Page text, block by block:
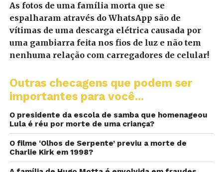
As fotos de uma família morta que se
espalharam através do WhatsApp são de
vítimas de uma descarga elétrica causada por
uma gambiarra feita nos fios de luz e não tem
nenhuma relação com carregadores de celular!
Outras checagens que podem ser
importantes para você...
O presidente da escola de samba que homenageou
Lula é réu por morte de uma criança?
O filme ‘Olhos de Serpente’ previu a morte de
Charlie Kirk em 1998?